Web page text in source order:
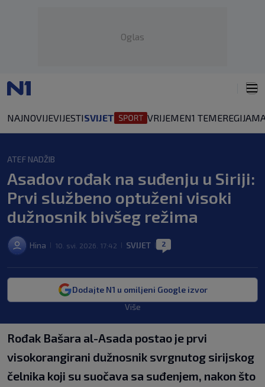
Oglas
NAJNOVIJEVIJESTISVIJET VRIJEMEN1 TEMEREGIJA
ATEF NADŽIB
Asadov rođak na suđenju u Siriji:
Prvi službeno optuženi visoki
dužnosnik bivšeg režima
Hina 10. svi. 2026. 17:42 SVIJET 2
Dodajte N1 u omiljeni Google izvor
Više
Rođak Bašara al-Asada postao je prvi
visokorangirani dužnosnik svrgnutog sirijskog
čelnika koji su suočava sa suđenjem, nakon što